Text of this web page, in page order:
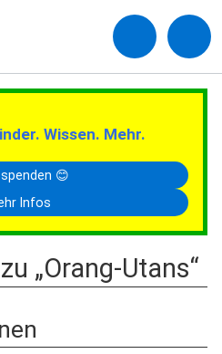
Wissen. Mehr.
😊
Infos
„Orang-Utans“